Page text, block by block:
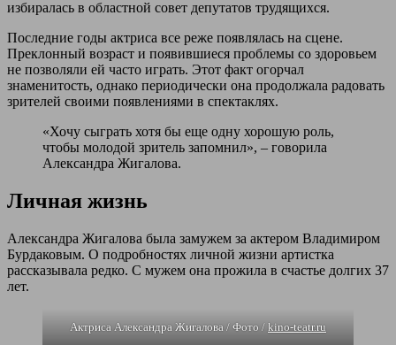
избиралась в областной совет депутатов трудящихся.
Последние годы актриса все реже появлялась на сцене.
Преклонный возраст и появившиеся проблемы со здоровьем
не позволяли ей часто играть. Этот факт огорчал
знаменитость, однако периодически она продолжала радовать
зрителей своими появлениями в спектаклях.
«Хочу сыграть хотя бы еще одну хорошую роль,
чтобы молодой зритель запомнил», – говорила
Александра Жигалова.
Личная жизнь
Александра Жигалова была замужем за актером Владимиром
Бурдаковым. О подробностях личной жизни артистка
рассказывала редко. С мужем она прожила в счастье долгих 37
лет.
Актриса Александра Жигалова / Фото / kino-teatr.ru